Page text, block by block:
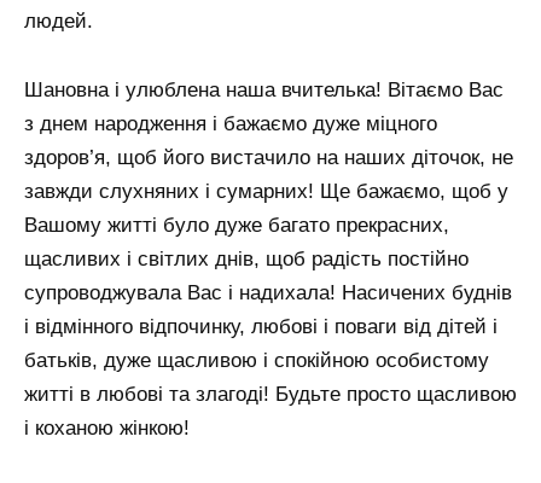
людей.
Шановна і улюблена наша вчителька! Вітаємо Вас
з днем ​​народження і бажаємо дуже міцного
здоров’я, щоб його вистачило на наших діточок, не
завжди слухняних і сумарних! Ще бажаємо, щоб у
Вашому житті було дуже багато прекрасних,
щасливих і світлих днів, щоб радість постійно
супроводжувала Вас і надихала! Насичених буднів
і відмінного відпочинку, любові і поваги від дітей і
батьків, дуже щасливою і спокійною особистому
житті в любові та злагоді! Будьте просто щасливою
і коханою жінкою!